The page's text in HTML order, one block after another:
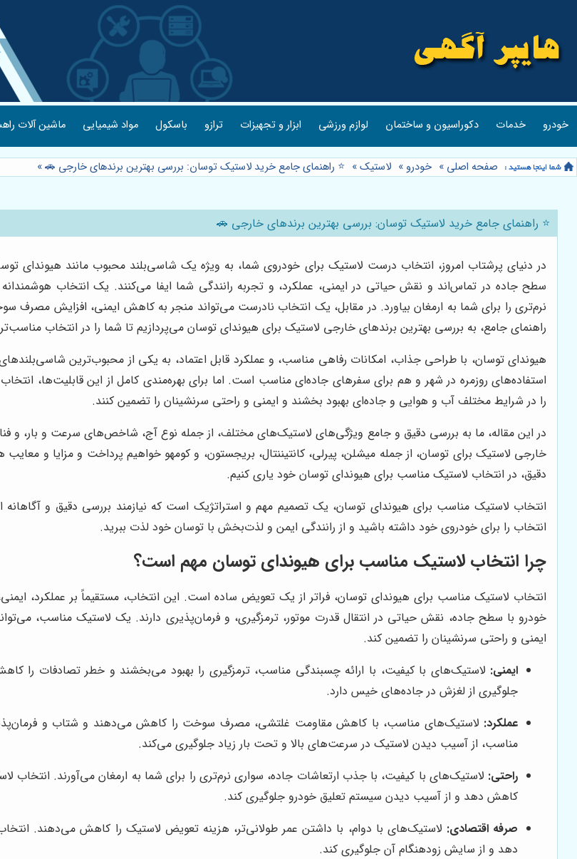
خودرو خدمات دکوراسیون و ساختمان لوازم ورزشی ابزار و تجهیزات ترازو باسکول مواد شیمیایی ماشین آلات
صفحه اصلی » خودرو » لاستیک» ⭐️ راهنمای جامع خرید لاستیک توسان: بررسی بهترین برندهای خارجی 🚗»
⭐️ راهنمای جامع خرید لاستیک توسان: بررسی بهترین برندهای خارجی 🚗
در دنیای پرشتاب امروز، انتخاب درست لاستیک برای خودروی شما، به ویژه یک شاسی‌بلند محبوب مانند هیوندای
سطح جاده در تماس‌اند و نقش حیاتی در ایمنی، عملکرد، و تجربه رانندگی شما ایفا می‌کنند. یک انتخاب
نرم‌تری را برای شما به ارمغان بیاورد. در مقابل، یک انتخاب نادرست می‌تواند منجر به کاهش ایمنی، افزایش
راهنمای جامع، به بررسی بهترین برندهای خارجی لاستیک برای هیوندای توسان می‌پردازیم تا شما را در انتخاب
هیوندای توسان، با طراحی جذاب، امکانات رفاهی مناسب، و عملکرد قابل اعتماد، به یکی از محبوب‌ترین
استفاده‌های روزمره در شهر و هم برای سفرهای جاده‌ای مناسب است. اما برای بهره‌مندی کامل از این قابلیت‌ها،
را در شرایط مختلف آب و هوایی و جاده‌ای بهبود بخشند و ایمنی و راحتی سرنشینان را تضمین کنند.
در این مقاله، ما به بررسی دقیق و جامع ویژگی‌های لاستیک‌های مختلف، از جمله نوع آج، شاخص‌های سرعت و بار، و
خارجی لاستیک برای توسان، از جمله میشلن، پیرلی، کانتیننتال، بریجستون، و کومهو خواهیم پرداخت و مزایا و
دقیق، در انتخاب لاستیک مناسب برای هیوندای توسان خود یاری کنیم.
انتخاب لاستیک مناسب برای هیوندای توسان، یک تصمیم مهم و استراتژیک است که نیازمند بررسی دقیق و آگاهانه
انتخاب را برای خودروی خود داشته باشید و از رانندگی ایمن و لذت‌بخش با توسان خود لذت ببرید.
چرا انتخاب لاستیک مناسب برای هیوندای توسان مهم است؟
انتخاب لاستیک مناسب برای هیوندای توسان، فراتر از یک تعویض ساده است. این انتخاب، مستقیماً بر عملکرد،
خودرو با سطح جاده، نقش حیاتی در انتقال قدرت موتور، ترمزگیری، و فرمان‌پذیری دارند. یک لاستیک مناسب،
ایمنی و راحتی سرنشینان را تضمین کند.
ایمنی: لاستیک‌های با کیفیت، با ارائه چسبندگی مناسب، ترمزگیری را بهبود می‌بخشند و خطر تصادفات
جلوگیری از لغزش در جاده‌های خیس دارد.
عملکرد: لاستیک‌های مناسب، با کاهش مقاومت غلتشی، مصرف سوخت را کاهش می‌دهند و شتاب و
مناسب، از آسیب دیدن لاستیک در سرعت‌های بالا و تحت بار زیاد جلوگیری می‌کند.
راحتی: لاستیک‌های با کیفیت، با جذب ارتعاشات جاده، سواری نرم‌تری را برای شما به ارمغان می‌آورند. انتخاب
کاهش دهد و از آسیب دیدن سیستم تعلیق خودرو جلوگیری کند.
صرفه اقتصادی: لاستیک‌های با دوام، با داشتن عمر طولانی‌تر، هزینه تعویض لاستیک را کاهش می‌دهند.
دهد و از سایش زودهنگام آن جلوگیری کند.